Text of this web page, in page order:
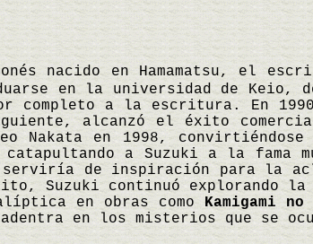
nacido en Hamamatsu, el
en la universidad de Keio,
completo a la escritura. En
alcanzó el éxito
Nakata en 1998,
a Suzuki a la
de inspiración para la
Suzuki continuó explorando la
en obras como Kamigami no
en los misterios que se